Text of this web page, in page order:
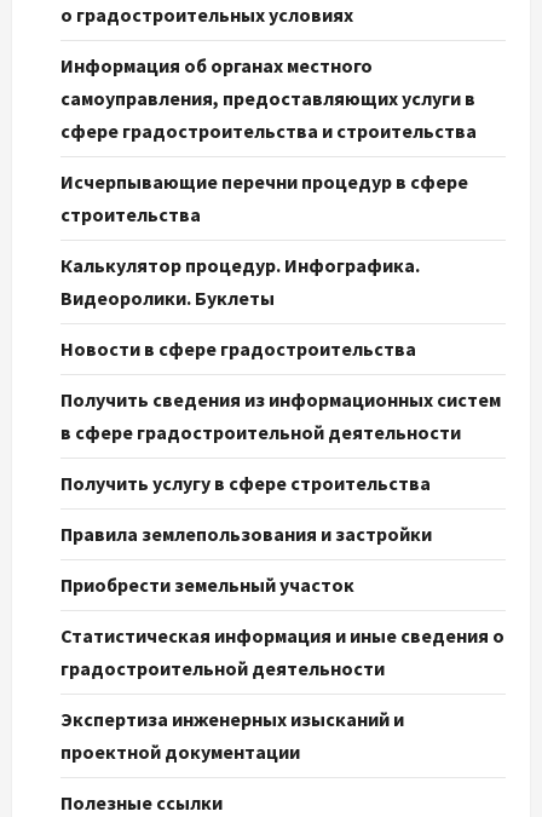
о градостроительных условиях
Информация об органах местного
самоуправления, предоставляющих услуги в
сфере градостроительства и строительства
Исчерпывающие перечни процедур в сфере
строительства
Калькулятор процедур. Инфографика.
Видеоролики. Буклеты
Новости в сфере градостроительства
Получить сведения из информационных систем
в сфере градостроительной деятельности
Получить услугу в сфере строительства
Правила землепользования и застройки
Приобрести земельный участок
Статистическая информация и иные сведения о
градостроительной деятельности
Экспертиза инженерных изысканий и
проектной документации
Полезные ссылки